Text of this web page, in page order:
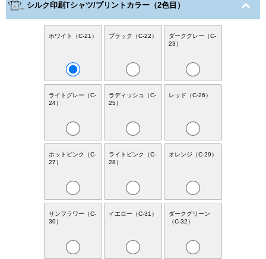
シルク印刷Tシャツ/プリントカラー（2色目）
ホワイト（C-21） ブラック（C-22）
ダークグレー（C-
23）
ライトグレー（C-
24）
ラディッシュ（C-
25）
レッド（C-26）
ホットピンク（C-
27）
ライトピンク（C-
28）
オレンジ（C-29）
サンフラワー（C-
30）
イエロー（C-31）
ダークグリーン
（C-32）